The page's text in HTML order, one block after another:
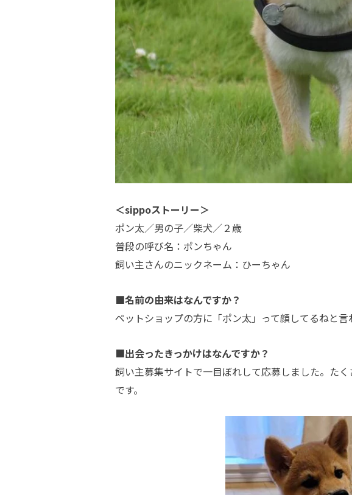
＜sippoストーリー＞
ポン太／男の子／柴犬／２歳
普段の呼び名：ポンちゃん
飼い主さんのニックネーム：ひーちゃん
■名前の由来はなんですか？
ペットショップの方に「ポン太」って顔してるねと言
■出会ったきっかけはなんですか？
飼い主募集サイトで一目ぼれして応募しました。た
です。